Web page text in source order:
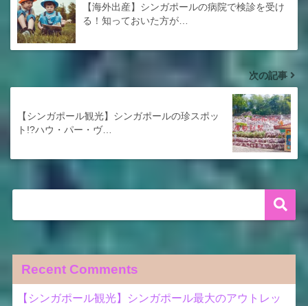
【海外出産】シンガポールの病院で検診を受け
る！知っておいた方が…
次の記事
【シンガポール観光】シンガポールの珍スポッ
ト!?ハウ・パー・ヴ…
Recent Comments
【シンガポール観光】シンガポール最大のアウトレッ